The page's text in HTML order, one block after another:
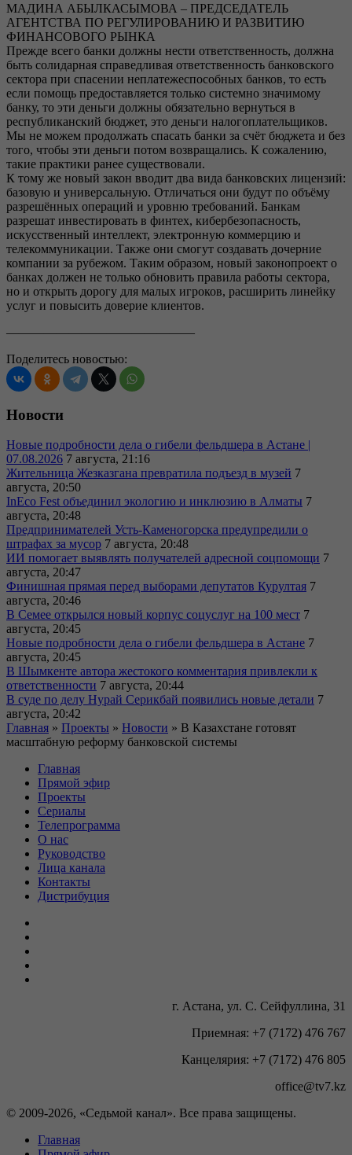
МАДИНА АБЫЛКАСЫМОВА – ПРЕДСЕДАТЕЛЬ
АГЕНТСТВА ПО РЕГУЛИРОВАНИЮ И РАЗВИТИЮ
ФИНАНСОВОГО РЫНКА
Прежде всего банки должны нести ответственность, должна
быть солидарная справедливая ответственность банковского
сектора при спасении неплатежеспособных банков, то есть
если помощь предоставляется только системно значимому
банку, то эти деньги должны обязательно вернуться в
республиканский бюджет, это деньги налогоплательщиков.
Мы не можем продолжать спасать банки за счёт бюджета и без
того, чтобы эти деньги потом возвращались. К сожалению,
такие практики ранее существовали.
К тому же новый закон вводит два вида банковских лицензий:
базовую и универсальную. Отличаться они будут по объёму
разрешённых операций и уровню требований. Банкам
разрешат инвестировать в финтех, кибербезопасность,
искусственный интеллект, электронную коммерцию и
телекоммуникации. Также они смогут создавать дочерние
компании за рубежом. Таким образом, новый законопроект о
банках должен не только обновить правила работы сектора,
но и открыть дорогу для малых игроков, расширить линейку
услуг и повысить доверие клиентов.
———————————————
Поделитесь новостью:
Новости
Новые подробности дела о гибели фельдшера в Астане |
07.08.2026 7 августа, 21:16
Жительница Жезказгана превратила подъезд в музей 7
августа, 20:50
InEco Fest объединил экологию и инклюзию в Алматы 7
августа, 20:48
Предпринимателей Усть-Каменогорска предупредили о
штрафах за мусор 7 августа, 20:48
ИИ помогает выявлять получателей адресной соцпомощи 7
августа, 20:47
Финишная прямая перед выборами депутатов Курултая 7
августа, 20:46
В Семее открылся новый корпус соцуслуг на 100 мест 7
августа, 20:45
Новые подробности дела о гибели фельдшера в Астане 7
августа, 20:45
В Шымкенте автора жестокого комментария привлекли к
ответственности 7 августа, 20:44
В суде по делу Нурай Серикбай появились новые детали 7
августа, 20:42
Главная » Проекты » Новости » В Казахстане готовят
масштабную реформу банковской системы
Главная
Прямой эфир
Проекты
Сериалы
Телепрограмма
О нас
Руководство
Лица канала
Контакты
Дистрибуция
г. Астана, ул. С. Сейфуллина, 31
Приемная: +7 (7172) 476 767
Канцелярия: +7 (7172) 476 805
office@tv7.kz
© 2009-2026, «Седьмой канал». Все права защищены.
Главная